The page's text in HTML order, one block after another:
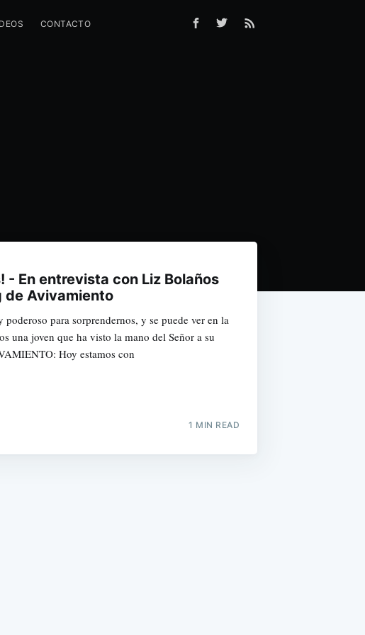
CONTACTO
- En entrevista con Liz Bolaños
de Avivamiento
para sorprendernos, y se puede ver en la
una joven que ha visto la mano del Señor a su
Hoy estamos con
1 MIN READ